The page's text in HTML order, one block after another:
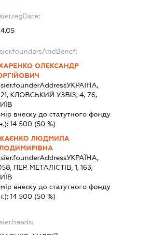
ОЛЕКСАНДР
УКРАЇНА,
КЛОВСЬКИЙ УЗВІЗ, 4, 76,
внеску до статутного фонду
14 500 (50 %)
ЛЮДМИЛА
УКРАЇНА,
ПЕР. МЕТАЛІСТІВ, 1, 163,
внеску до статутного фонду
14 500 (50 %)